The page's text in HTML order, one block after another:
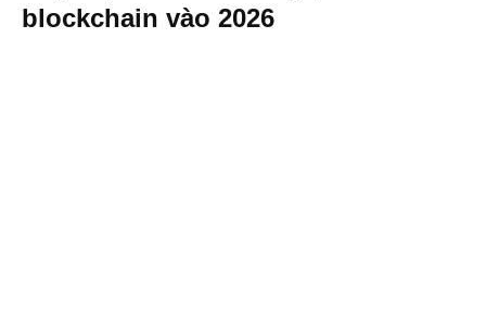
blockchain vào 2026